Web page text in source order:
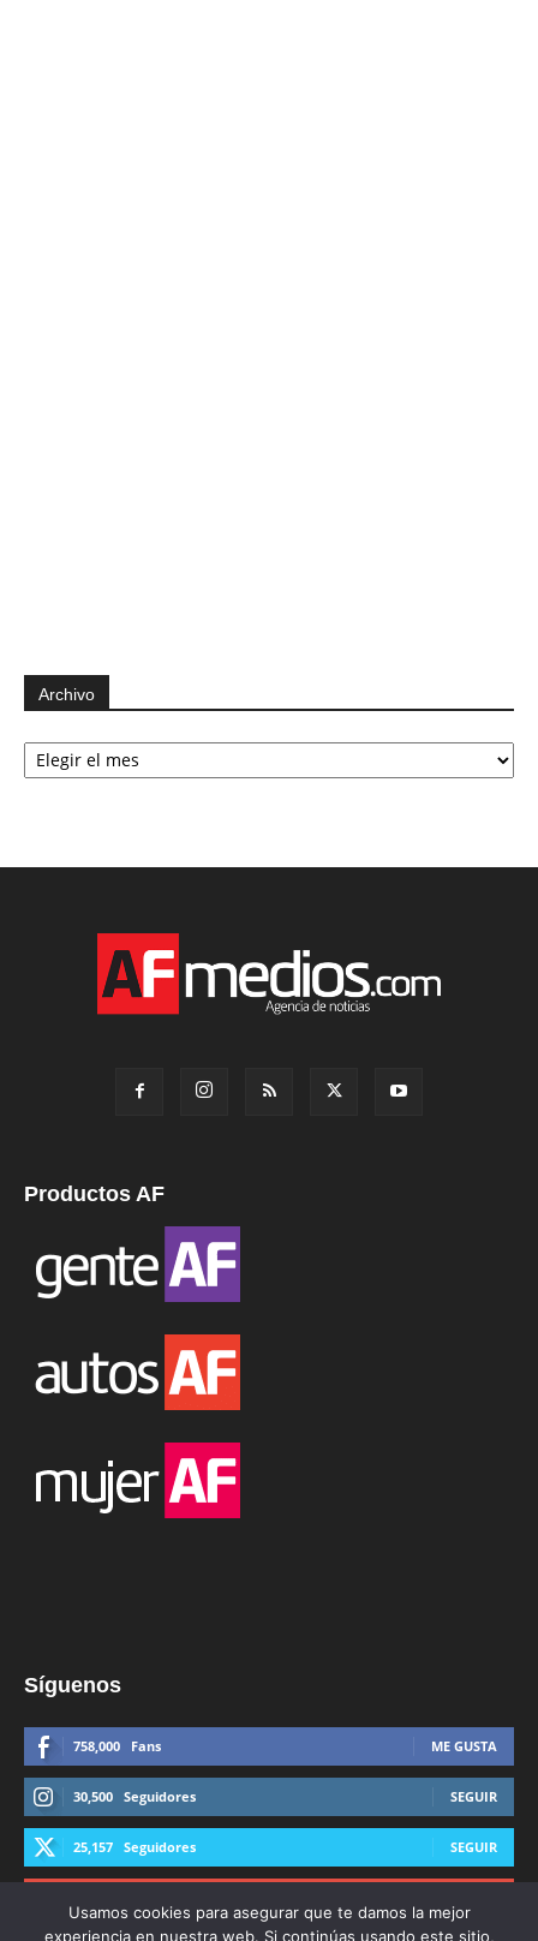
Archivo
Archivo
Productos AF
Síguenos
758,000 Fans ME GUSTA
30,500 Seguidores SEGUIR
25,157 Seguidores SEGUIR
Usamos cookies para asegurar que te damos la mejor
experiencia en nuestra web. Si continúas usando este sitio,